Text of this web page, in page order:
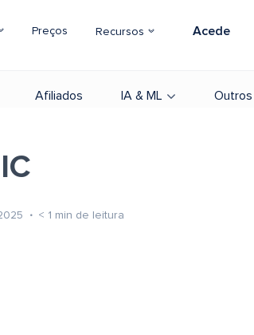
Preços Recursos Acede
Afiliados IA & ML Outros
< 1 min de leitura